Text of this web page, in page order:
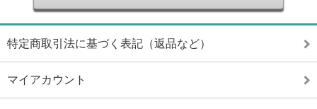
特定商取引法に基づく表記（返品など）
マイアカウント